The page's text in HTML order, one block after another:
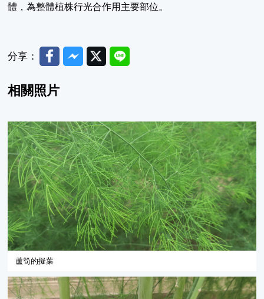
體，為整體植株行光合作用主要部位。
分享： FacebookMessenger
TwitterLine
相關照片
蘆筍的擬葉